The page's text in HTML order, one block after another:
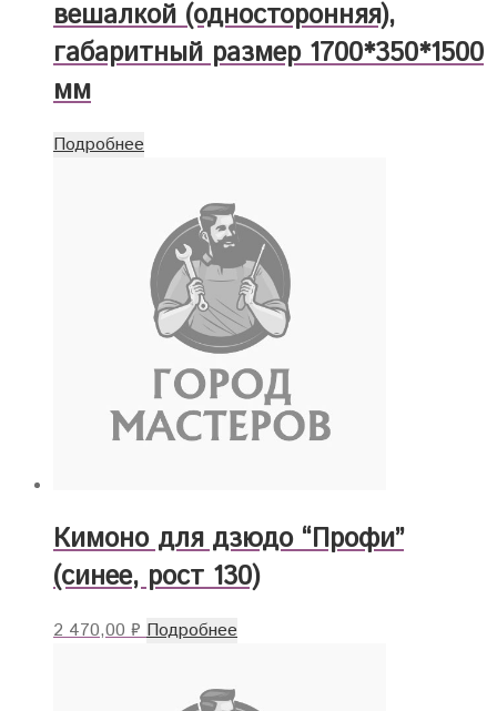
вешалкой (односторонняя),
габаритный размер 1700*350*1500
мм
Подробнее
Кимоно для дзюдо “Профи”
(синее, рост 130)
2 470,00₽ Подробнее